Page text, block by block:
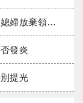
金，可以這樣做嗎？
發炎
提光